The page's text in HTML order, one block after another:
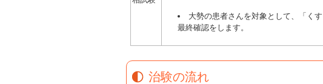
大勢の患者さんを対象として、「く
最終確認をします。
治験の流れ